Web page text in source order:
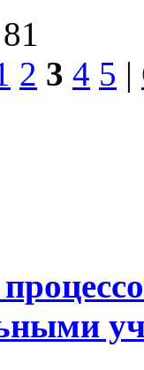
2 3 4 5 |